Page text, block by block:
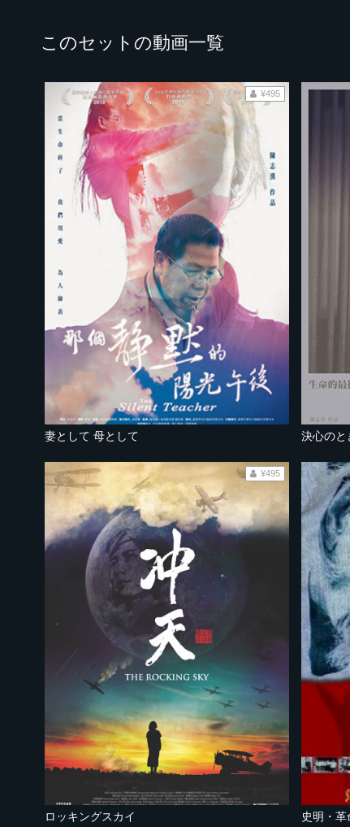
このセットの動画一覧
妻として 母として
¥495
決心の
ロッキングスカイ
¥495
史明・